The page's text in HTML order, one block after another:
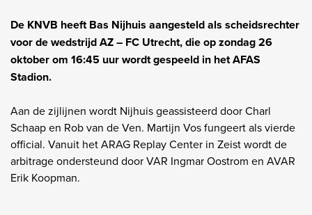
De KNVB heeft Bas Nijhuis aangesteld als scheidsrechter
voor de wedstrijd AZ – FC Utrecht, die op zondag 26
oktober om 16:45 uur wordt gespeeld in het AFAS
Stadion.
Aan de zijlijnen wordt Nijhuis geassisteerd door Charl
Schaap en Rob van de Ven. Martijn Vos fungeert als vierde
official. Vanuit het ARAG Replay Center in Zeist wordt de
arbitrage ondersteund door VAR Ingmar Oostrom en AVAR
Erik Koopman.